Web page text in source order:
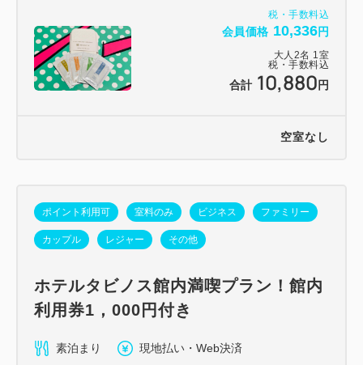
税・手数料込
会員価格 10,336円
大人 2名 1室
税・手数料込
合計 10,880 円
空室なし
ポイント利用可 室料のみ ビジネス ファミリー
カップル レジャー その他
ホテルタビノス館内満喫プラン！館内
利用券1，000円付き
素泊まり 現地払い・Web決済